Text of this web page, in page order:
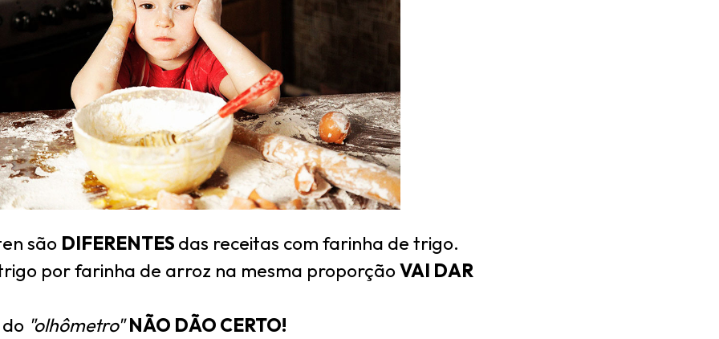
são DIFERENTES das receitas com farinha de trigo.
por farinha de arroz na mesma proporçãoVAI DAR
"olhômetro" NÃO DÃO CERTO!